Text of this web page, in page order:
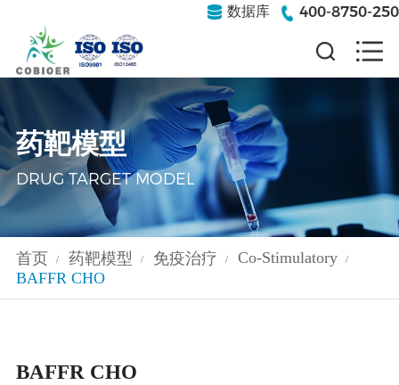
数据库 400-8750-250
药靶模型
DRUG TARGET MODEL
首页 / 药靶模型 / 免疫治疗 / Co-Stimulatory /
BAFFR CHO
BAFFR CHO